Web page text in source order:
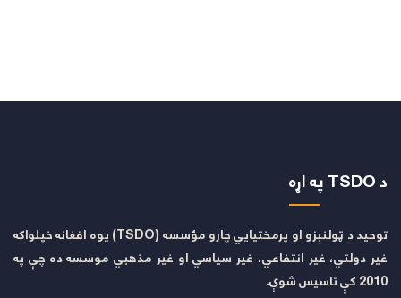
د TSDO په اړه
توحید د ټولنېزو او پرمختیايي چارو مؤسسه (TSDO) یوه افغانه خپلواکه
غیر دولتي، غیر انتفاعي، غیر سیاسي او غیر مذهبي موسسه ده چې په
2010 کې تاسیس شوې.